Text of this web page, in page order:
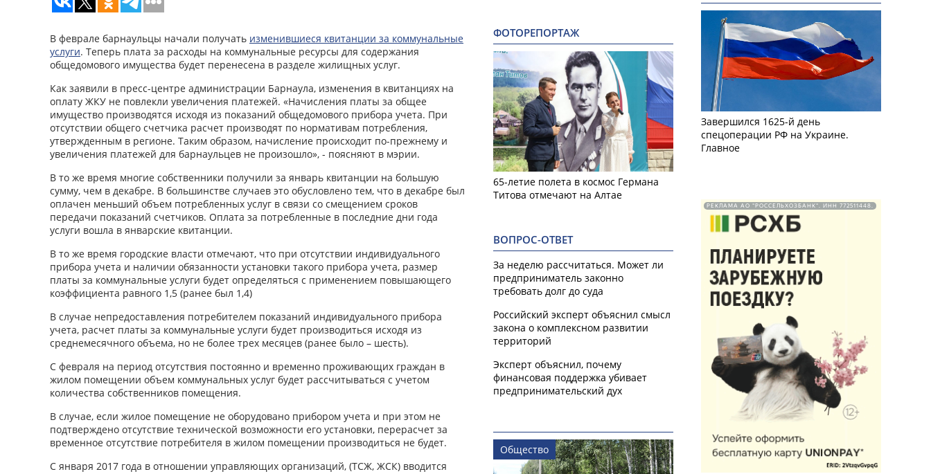
В феврале барнаульцы начали получать изменившиеся квитанции за коммунальные
услуги. Теперь плата за расходы на коммунальные ресурсы для содержания
общедомового имущества будет перенесена в разделе жилищных услуг.
Как заявили в пресс-центре администрации Барнаула, изменения в квитанциях на
оплату ЖКУ не повлекли увеличения платежей. «Начисления платы за общее
имущество производятся исходя из показаний общедомового прибора учета. При
отсутствии общего счетчика расчет производят по нормативам потребления,
утвержденным в регионе. Таким образом, начисление происходит по-прежнему и
увеличения платежей для барнаульцев не произошло», - поясняют в мэрии.
В то же время многие собственники получили за январь квитанции на большую
сумму, чем в декабре. В большинстве случаев это обусловлено тем, что в декабре был
оплачен меньший объем потребленных услуг в связи со смещением сроков
передачи показаний счетчиков. Оплата за потребленные в последние дни года
услуги вошла в январские квитанции.
В то же время городские власти отмечают, что при отсутствии индивидуального
прибора учета и наличии обязанности установки такого прибора учета, размер
платы за коммунальные услуги будет определяться с применением повышающего
коэффициента равного 1,5 (ранее был 1,4)
В случае непредоставления потребителем показаний индивидуального прибора
учета, расчет платы за коммунальные услуги будет производиться исходя из
среднемесячного объема, но не более трех месяцев (ранее было – шесть).
С февраля на период отсутствия постоянно и временно проживающих граждан в
жилом помещении объем коммунальных услуг будет рассчитываться с учетом
количества собственников помещения.
В случае, если жилое помещение не оборудовано прибором учета и при этом не
подтверждено отсутствие технической возможности его установки, перерасчет за
временное отсутствие потребителя в жилом помещении производиться не будет.
С января 2017 года в отношении управляющих организаций, (ТСЖ, ЖСК) вводится
ФОТОРЕПОРТАЖ
65-летие полета в космос Германа
Титова отмечают на Алтае
ВОПРОС-ОТВЕТ
За неделю рассчитаться. Может ли
предприниматель законно
требовать долг до суда
Российский эксперт объяснил смысл
закона о комплексном развитии
территорий
Эксперт объяснил, почему
финансовая поддержка убивает
предпринимательский дух
Общество
Завершился 1625-й день
спецоперации РФ на Украине.
Главное
РЕКЛАМА АО "РОССЕЛЬХОЗБАНК". ИНН 772511448.